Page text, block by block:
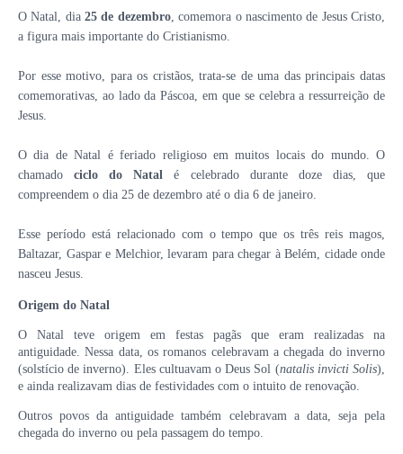
O Natal, dia25 de dezembro, comemora o nascimento de Jesus Cristo,
a figura mais importante do Cristianismo.
Por esse motivo, para os cristãos, trata-se de uma das principais datas
comemorativas, ao lado da Páscoa, em que se celebra a ressurreição de
Jesus.
O dia de Natal é feriado religioso em muitos locais do mundo. O
chamadociclo do Natal é celebrado durante doze dias, que
compreendem o dia 25 de dezembro até o dia 6 de janeiro.
Esse período está relacionado com o tempo que os três reis magos,
Baltazar, Gaspar e Melchior, levaram para chegar à Belém, cidade onde
nasceu Jesus.
Origem do Natal
O Natal teve origem em festas pagãs que eram realizadas na
antiguidade. Nessa data, os romanos celebravam a chegada do inverno
(solstício de inverno). Eles cultuavam o Deus Sol (natalis invicti Solis),
e ainda realizavam dias de festividades com o intuito de renovação.
Outros povos da antiguidade também celebravam a data, seja pela
chegada do inverno ou pela passagem do tempo.